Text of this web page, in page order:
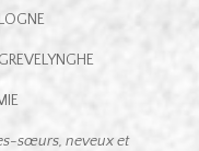
sœurs, neveux et